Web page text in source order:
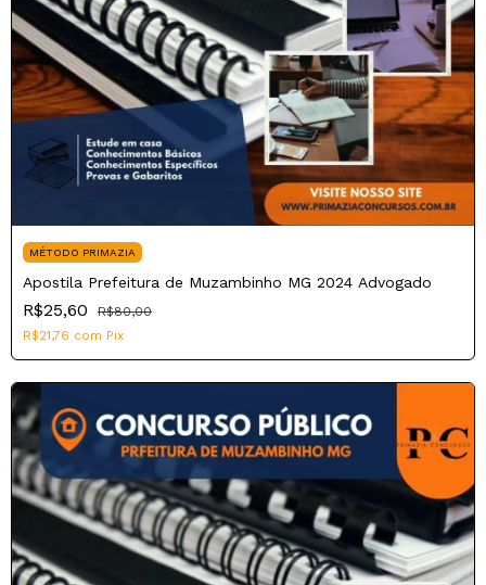
MÉTODO PRIMAZIA
Apostila Prefeitura de Muzambinho MG 2024 Advogado
R$25,60
R$80,00
R$21,76 com Pix